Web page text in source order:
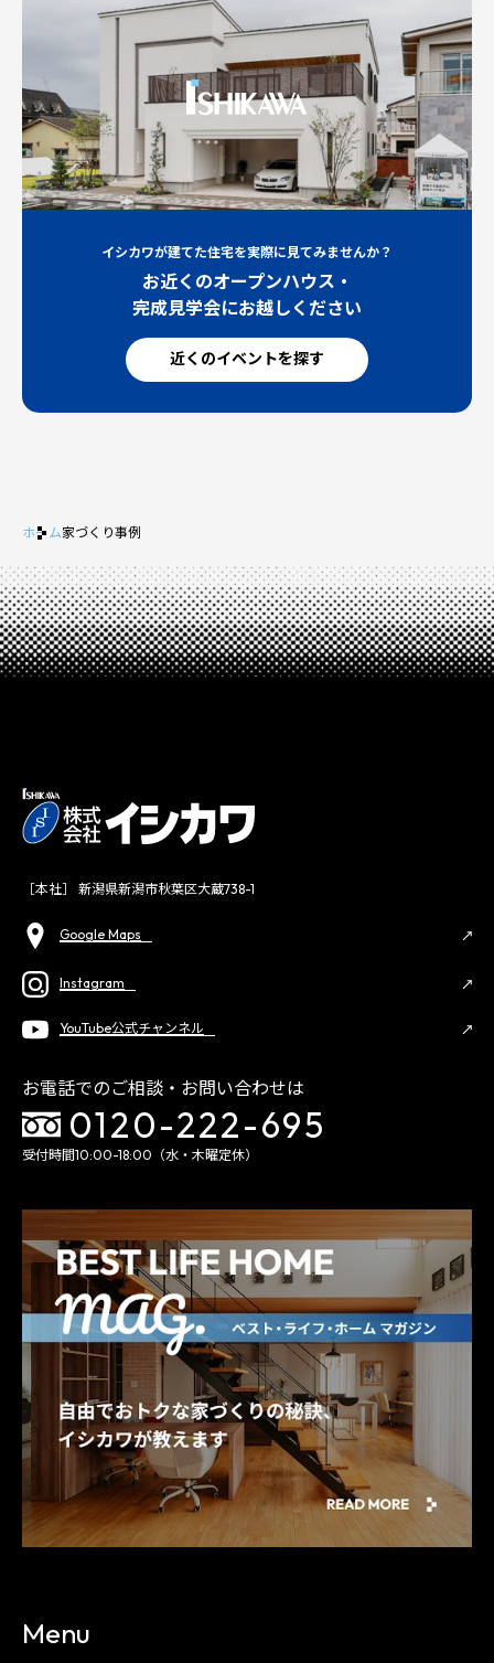
イシカワが建てた住宅を実際に見てみませんか？
お近くのオープンハウス・
完成見学会にお越しください
近くのイベントを探す
ホーム家づくり事例
［本社］ 新潟県新潟市秋葉区大蔵738-1
Google Maps
Instagram
YouTube公式チャンネル
お電話でのご相談・お問い合わせは
0120-222-695
受付時間10:00-18:00（水・木曜定休）
Menu